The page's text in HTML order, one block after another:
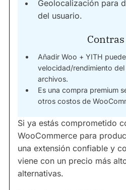
Geolocalización para
del usuario.
Contras
Añadir Woo + YITH
velocidad/rendimiento
archivos.
Es una compra premium
otros costos de
Si ya estás comprometido
WooCommerce para
una extensión confiable y
viene con un precio más
alternativas.